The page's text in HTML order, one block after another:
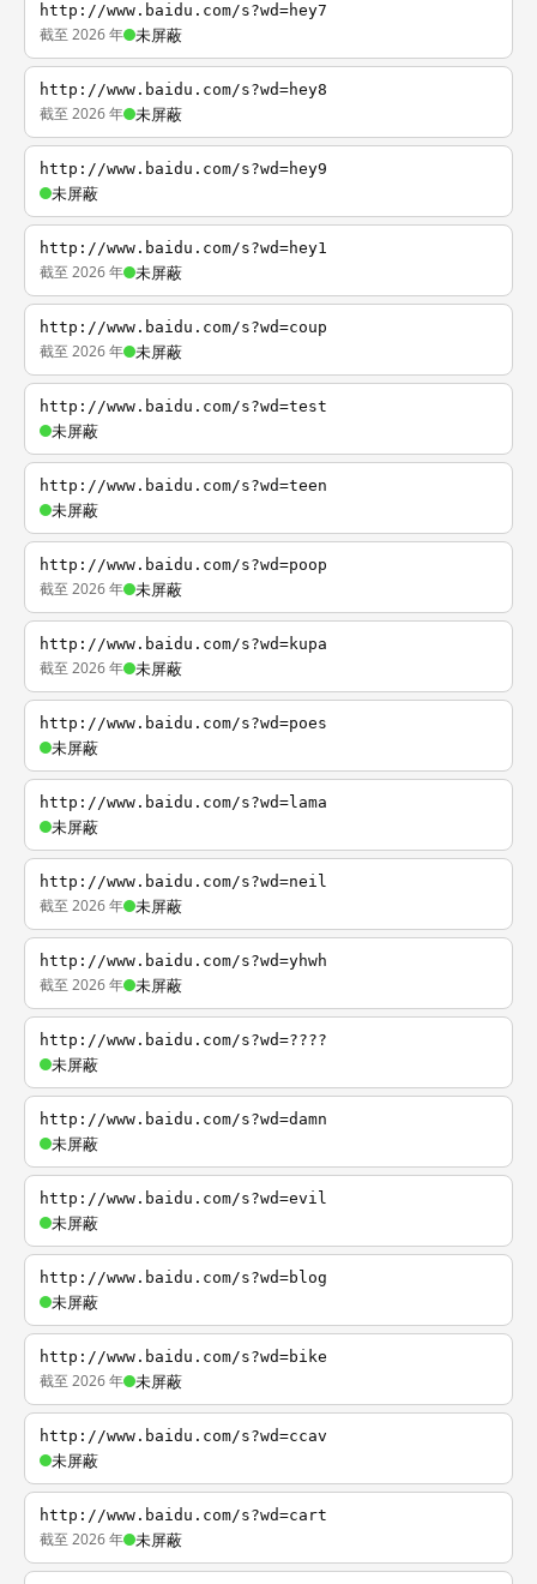
http://www.baidu.com/s?wd=hey7
截至 2026 年 未屏蔽
http://www.baidu.com/s?wd=hey8
截至 2026 年 未屏蔽
http://www.baidu.com/s?wd=hey9
未屏蔽
http://www.baidu.com/s?wd=hey1
截至 2026 年 未屏蔽
http://www.baidu.com/s?wd=coup
截至 2026 年 未屏蔽
http://www.baidu.com/s?wd=test
未屏蔽
http://www.baidu.com/s?wd=teen
未屏蔽
http://www.baidu.com/s?wd=poop
截至 2026 年 未屏蔽
http://www.baidu.com/s?wd=kupa
截至 2026 年 未屏蔽
http://www.baidu.com/s?wd=poes
未屏蔽
http://www.baidu.com/s?wd=lama
未屏蔽
http://www.baidu.com/s?wd=neil
截至 2026 年 未屏蔽
http://www.baidu.com/s?wd=yhwh
截至 2026 年 未屏蔽
http://www.baidu.com/s?wd=????
未屏蔽
http://www.baidu.com/s?wd=damn
未屏蔽
http://www.baidu.com/s?wd=evil
未屏蔽
http://www.baidu.com/s?wd=blog
未屏蔽
http://www.baidu.com/s?wd=bike
截至 2026 年 未屏蔽
http://www.baidu.com/s?wd=ccav
未屏蔽
http://www.baidu.com/s?wd=cart
截至 2026 年 未屏蔽